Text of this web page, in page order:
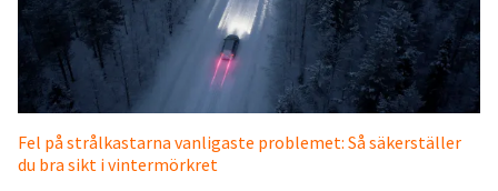
Fel på strålkastarna vanligaste problemet: Så säkerställer
du bra sikt i vintermörkret